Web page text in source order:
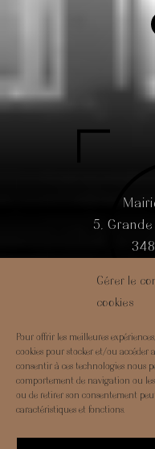
Gérer le
cookies
Pour offrir les meilleures
cookies pour stocker et/ou accéder
consentir à ces technologies nous
comportement de navigation ou
ou de retirer son consentement
caractéristiques et fonctions.
5,
Mentions